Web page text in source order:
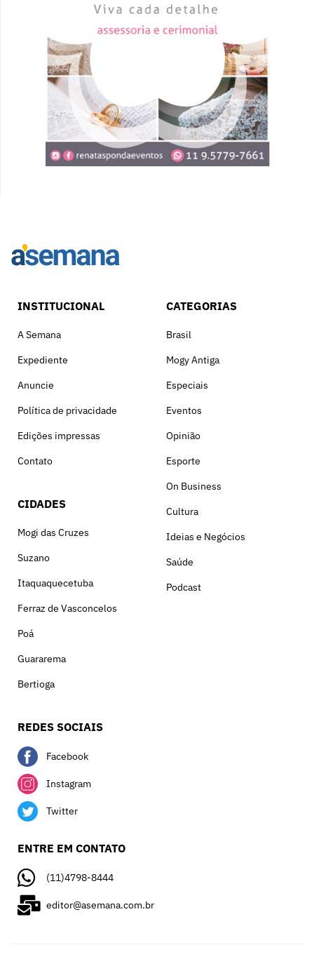
INSTITUCIONAL
A Semana
Expediente
Anuncie
Política de privacidade
Edições impressas
Contato
CIDADES
Mogi das Cruzes
Suzano
Itaquaquecetuba
Ferraz de Vasconcelos
Poá
Guararema
Bertioga
CATEGORIAS
Brasil
Mogy Antiga
Especiais
Eventos
Opinião
Esporte
On Business
Cultura
Ideias e Negócios
Saúde
Podcast
REDES SOCIAIS
Facebook
Instagram
Twitter
ENTRE EM CONTATO
(11)4798-8444
editor@asemana.com.br